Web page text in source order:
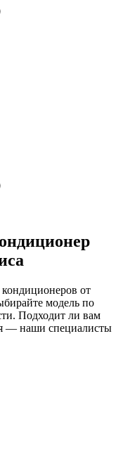
от
модель по
Подходит ли вам
— наши специалисты